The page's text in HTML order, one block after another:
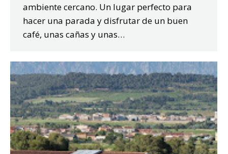
ambiente cercano. Un lugar perfecto para
hacer una parada y disfrutar de un buen
café, unas cañas y unas…